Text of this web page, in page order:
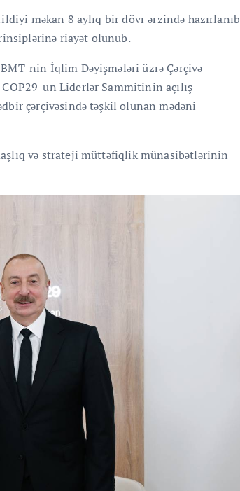
məkan 8 aylıq bir dövr ərzində hazırlanıb
riayət olunub.
nin İqlim Dəyişmələri üzrə Çərçivə
COP29-un Liderlər Sammitinin açılış
çərçivəsində təşkil olunan mədəni
və strateji müttəfiqlik münasibətlərinin